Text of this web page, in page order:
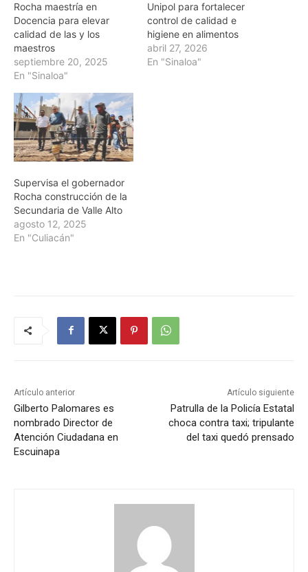
Rocha maestría en
Docencia para elevar
calidad de las y los
maestros
septiembre 20, 2025
En "Sinaloa"
Unipol para fortalecer
control de calidad e
higiene en alimentos
abril 27, 2026
En "Sinaloa"
Supervisa el gobernador
Rocha construcción de la
Secundaria de Valle Alto
agosto 12, 2025
En "Culiacán"
Artículo anterior
Gilberto Palomares es
nombrado Director de
Atención Ciudadana en
Escuinapa
Artículo siguiente
Patrulla de la Policía Estatal
choca contra taxi; tripulante
del taxi quedó prensado